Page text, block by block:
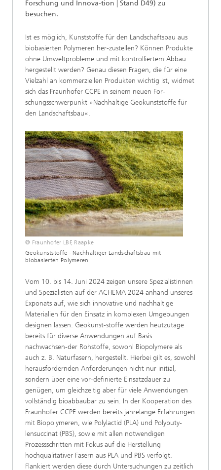
Forschung und Innova-tion | Stand D49) zu
besuchen.
Ist es möglich, Kunststoffe für den Landschaftsbau aus
biobasierten Polymeren her-zustellen? Können Produkte
ohne Umweltprobleme und mit kontrolliertem Abbau
hergestellt werden? Genau diesen Fragen, die für eine
Vielzahl an kommerziellen Produkten wichtig ist, widmet
sich das Fraunhofer CCPE in seinem neuen For-
schungsschwerpunkt »Nachhaltige Geokunststoffe für
den Landschaftsbau«.
© Fraunhofer LBF, Raapke
Geokunststoffe - Nachhaltiger Landschaftsbau mit
biobasierten Polymeren
Vom 10. bis 14. Juni 2024 zeigen unsere Spezialistinnen
und Spezialisten auf der ACHEMA 2024 anhand unseres
Exponats auf, wie sich innovative und nachhaltige
Materialien für den Einsatz in komplexen Umgebungen
designen lassen. Geokunst-stoffe werden heutzutage
bereits für diverse Anwendungen auf Basis
nachwachsen-der Rohstoffe, sowohl Biopolymere als
auch z. B. Naturfasern, hergestellt. Hierbei gilt es, sowohl
herausfordernden Anforderungen nicht nur initial,
sondern über eine vor-definierte Einsatzdauer zu
genügen, um gleichzeitig aber für viele Anwendungen
vollständig bioabbaubar zu sein. In der Kooperation des
Fraunhofer CCPE werden bereits jahrelange Erfahrungen
mit Biopolymeren, wie Polylactid (PLA) und Polybuty-
lensuccinat (PBS), sowie mit allen notwendigen
Prozessschritten mit Fokus auf die Herstellung
hochqualitativer Fasern aus PLA und PBS verfolgt.
Flankiert werden diese durch Untersuchungen zu zeitlich